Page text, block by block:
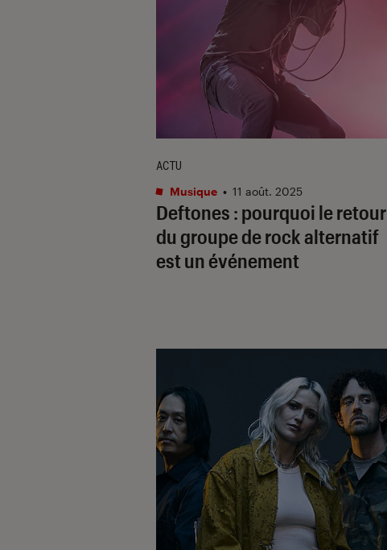
Deftones : pourquoi le retour
du groupe de rock alternatif
est un événement
ACTU
Musique • 11 août. 2025